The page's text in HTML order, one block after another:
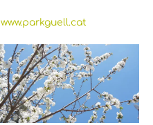
www.parkguell.cat